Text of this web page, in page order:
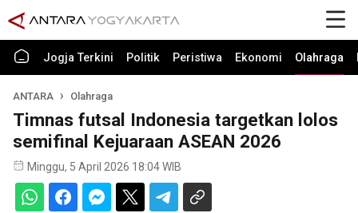
Jogja Terkini Politik Peristiwa Ekonomi Olahraga
ANTARA Olahraga
Timnas futsal Indonesia targetkan lolos
semifinal Kejuaraan ASEAN 2026
Minggu, 5 April 2026 18:04 WIB